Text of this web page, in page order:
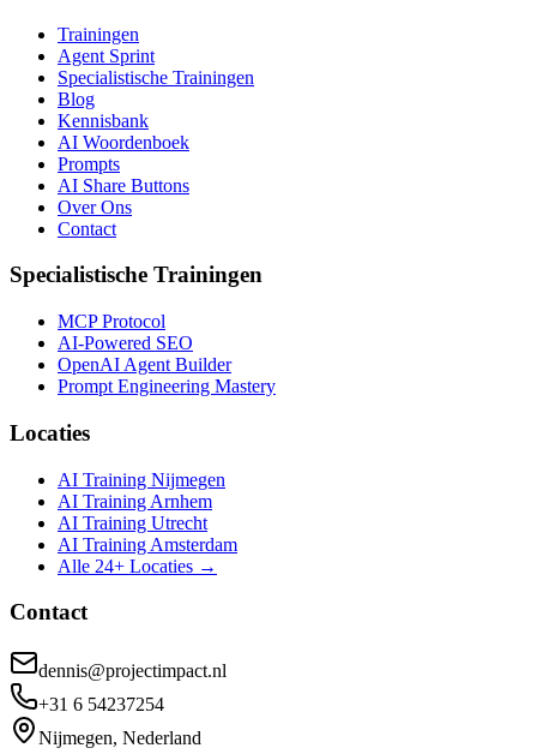
Trainingen
Agent Sprint
Specialistische Trainingen
Blog
Kennisbank
AI Woordenboek
Prompts
AI Share Buttons
Over Ons
Contact
Specialistische Trainingen
MCP Protocol
AI-Powered SEO
OpenAI Agent Builder
Prompt Engineering Mastery
Locaties
AI Training Nijmegen
AI Training Arnhem
AI Training Utrecht
AI Training Amsterdam
Alle 24+ Locaties →
Contact
dennis@projectimpact.nl
+31 6 54237254
Nijmegen, Nederland